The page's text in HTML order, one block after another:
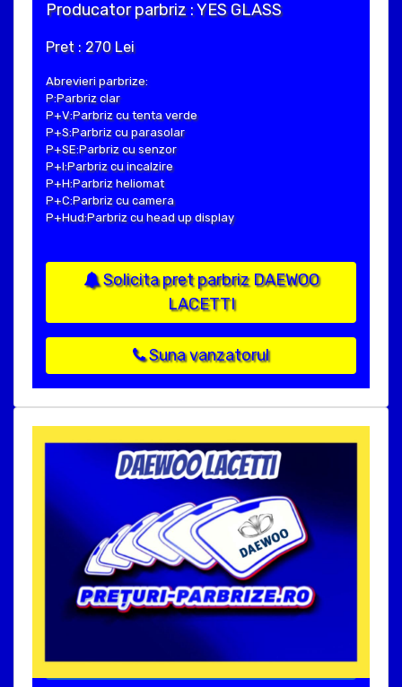
Producator parbriz : YES GLASS
Pret : 270 Lei
Abrevieri parbrize:
P:Parbriz clar
P+V:Parbriz cu tenta verde
P+S:Parbriz cu parasolar
P+SE:Parbriz cu senzor
P+I:Parbriz cu incalzire
P+H:Parbriz heliomat
P+C:Parbriz cu camera
P+Hud:Parbriz cu head up display
Solicita pret parbriz DAEWOO
LACETTI
Suna vanzatorul